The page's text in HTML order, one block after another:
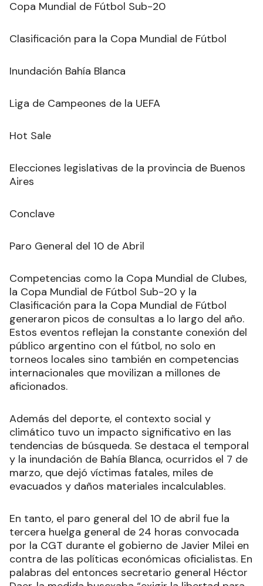
Copa Mundial de Fútbol Sub-20
Clasificación para la Copa Mundial de Fútbol
Inundación Bahía Blanca
Liga de Campeones de la UEFA
Hot Sale
Elecciones legislativas de la provincia de Buenos
Aires
Conclave
Paro General del 10 de Abril
Competencias como la Copa Mundial de Clubes,
la Copa Mundial de Fútbol Sub-20 y la
Clasificación para la Copa Mundial de Fútbol
generaron picos de consultas a lo largo del año.
Estos eventos reflejan la constante conexión del
público argentino con el fútbol, no solo en
torneos locales sino también en competencias
internacionales que movilizan a millones de
aficionados.
Además del deporte, el contexto social y
climático tuvo un impacto significativo en las
tendencias de búsqueda. Se destaca el temporal
y la inundación de Bahía Blanca, ocurridos el 7 de
marzo, que dejó víctimas fatales, miles de
evacuados y daños materiales incalculables.
En tanto, el paro general del 10 de abril fue la
tercera huelga general de 24 horas convocada
por la CGT durante el gobierno de Javier Milei en
contra de las políticas económicas oficialistas. En
palabras del entonces secretario general Héctor